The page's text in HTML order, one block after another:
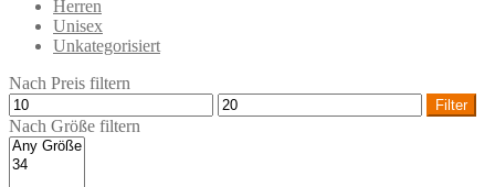
Herren
Unisex
Unkategorisiert
Nach Preis filtern
Filter
Nach Größe filtern